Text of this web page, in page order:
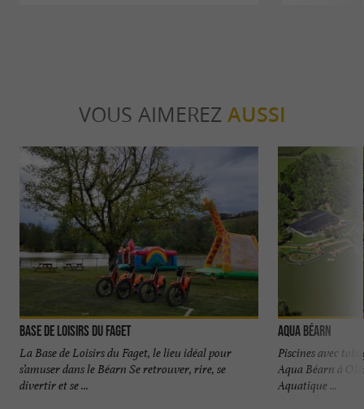
VOUS AIMEREZ AUSSI
Base de Loisirs du Faget
La Base de Loisirs du Faget, le lieu idéal pour
s’amuser dans le Béarn Se retrouver, rire, se
divertir et se ...
Aqua Béarn
Piscines avec
Aqua Béarn à
Aquatique ...